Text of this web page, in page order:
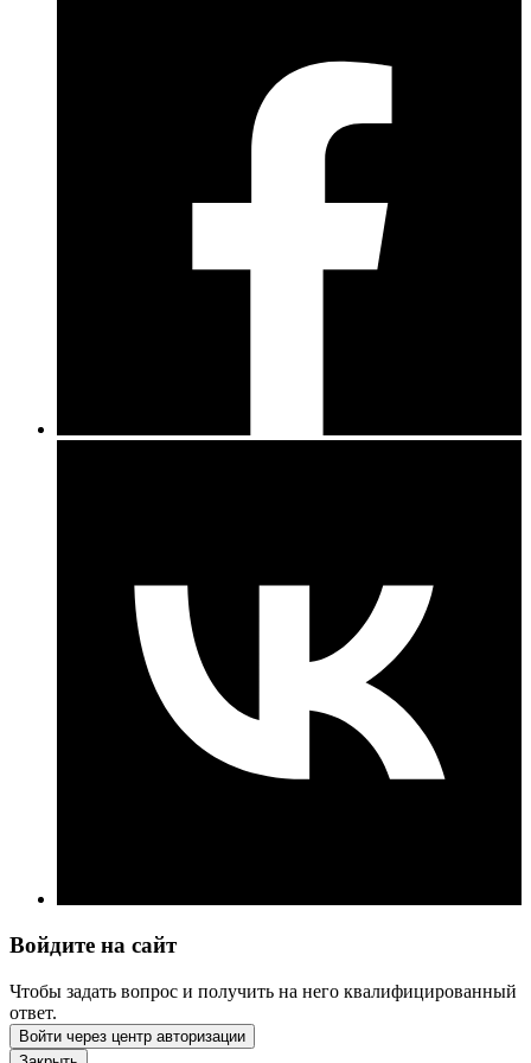
Войдите на сайт
Чтобы задать вопрос и получить на него квалифицированный
ответ.
Войти через центр авторизации